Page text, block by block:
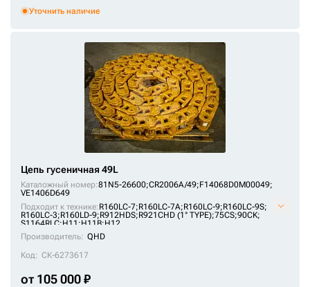
Уточнить наличие
Цепь гусеничная 49L
Каталожный номер:81N5-26600;CR2006A/49;F14068D0M00049;
VE1406D649
Подходит к технике:R160LC-7;R160LC-7A;R160LC-9;R160LC-9S;
R160LC-3;R160LD-9;R912HDS;R921CHD (1° TYPE);75CS;90CK;
S1164RLC;H11 ;H11B;H12
Производитель: QHD
Код: СК-6273617
от 105 000 ₽